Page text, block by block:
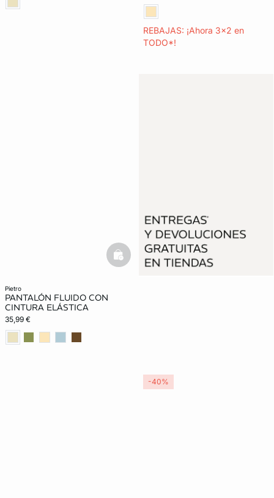
REBAJAS: ¡Ahora 3x2 en
TODO*!
pietro
PANTALÓN FLUIDO CON
CINTURA ELÁSTICA
35,99 €
basketfull
-40%